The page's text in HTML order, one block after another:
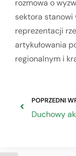
rozmowa o
sektora stanowi
reprezentacji
artykułowania
regionalnym i
POPRZEDNI